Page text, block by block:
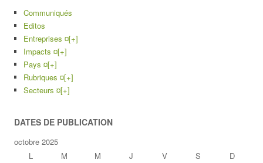
Communiqués
Editos
Entreprises ¤[+]
Impacts ¤[+]
Pays ¤[+]
Rubriques ¤[+]
Secteurs ¤[+]
DATES DE PUBLICATION
octobre 2025
L
M M J V S
D